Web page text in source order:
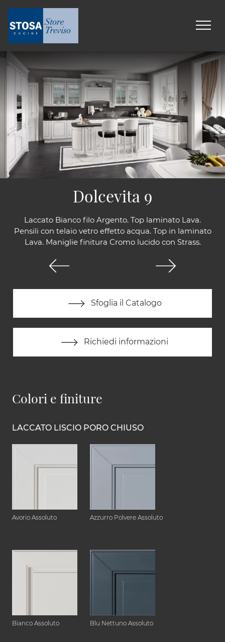
Laccato Bianco filo Argento. Top laminato Lava.
Pensili con telaio vetro effetto acqua. Top in laminato
Lava. Maniglie finitura Cromo lucido con Strass.
Sfoglia il Catalogo
Richiedi informazioni
Dolcevita 9
Colori e finiture
LACCATO LISCIO PORO CHIUSO
Avorio Assoluto Azzurro Polvere Assoluto
Bianco Assoluto Blu Nettuno Assoluto